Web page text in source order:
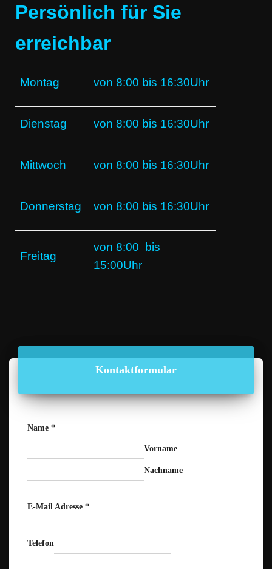
Persönlich für Sie
erreichbar
Montag von 8:00 bis 16:30Uhr
Dienstag von 8:00 bis 16:30Uhr
Mittwoch von 8:00 bis 16:30Uhr
Donnerstag von 8:00 bis 16:30Uhr
Freitag
von 8:00 bis
15:00Uhr
Kontaktformular
Name *
Vorname
Nachname
E-Mail Adresse *
Telefon